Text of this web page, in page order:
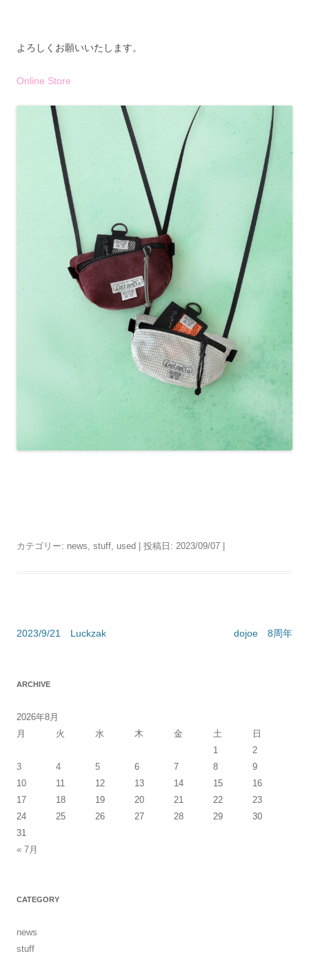
よろしくお願いいたします。
Online Store
カテゴリー: news, stuff, used | 投稿日: 2023/09/07
投
ー
ョ
ン
dojoe 8周年
2023/9/21 Luckzak
ARCHIVE
2026年8月
月
火 水 木 金 土
日
1
2
3
4 5 6 7 8
9
10
11 12 13 14 15
16
17
18 19 20 21 22
23
24
25 26 27 28 29
30
31
« 7月
CATEGORY
news
stuff